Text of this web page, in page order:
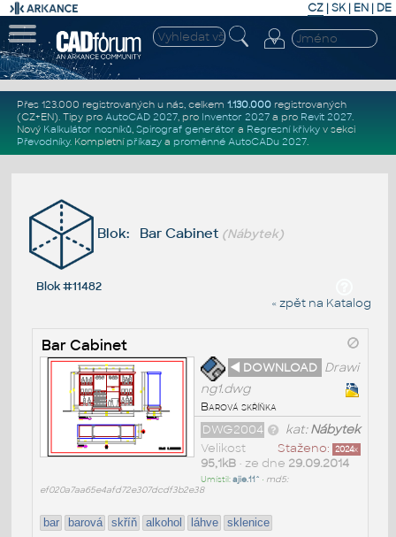
CZ | SK| EN | DE
Přes 123.000 registrovaných u nás, celkem 1.130.000registrovaných
(CZ+EN). Tipy pro AutoCAD 2027, pro Inventor 2027a pro Revit 2027.
Nový Kalkulátor nosníků, Spirograf generátor a Regresní křivkyv sekci
Převodníky. Kompletní příkazya proměnné AutoCADu 2027.
Blok: Bar Cabinet (Nábytek)
Blok #11482
« zpět na Katalog
Bar Cabinet
◄ DOWNLOAD Drawi
ng1.dwg
Barová skříňka
kat:Nábytek
DWG2004
Staženo: 2024x
Velikost
95,1kB• ze dne 29.09.2014
Umístil:ajie.11^ • md5:
ef020a7aa65e4afd72e307dcdf3b2e38
bar barová skříň alkohol láhve sklenice